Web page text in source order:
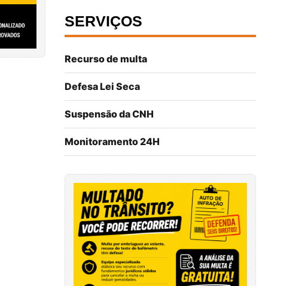
SERVIÇOS
Recurso de multa
Defesa Lei Seca
Suspensão da CNH
Monitoramento 24H